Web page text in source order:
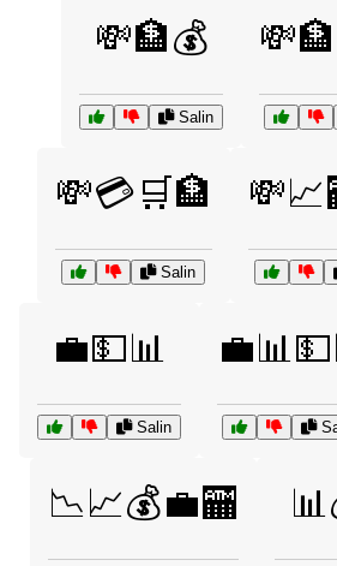
💸🏦💰
Salin
💸💳🛒🏦
Salin
💼💵📊
Salin
📉📈💰💼🏧